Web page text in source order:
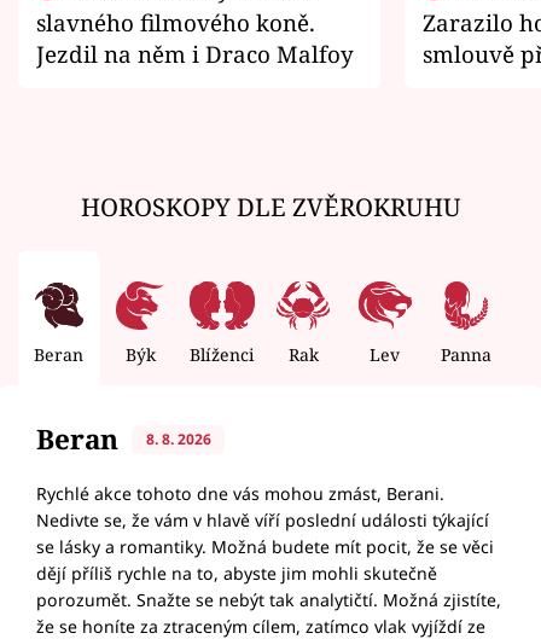
slavného filmového koně.
Jezdil na něm i Draco Malfoy
Zarazilo
smlouvě
HOROSKOPY DLE ZVĚROKRUHU
Beran Býk Blíženci Rak Lev Panna
Beran 8. 8. 2026
Rychlé akce tohoto dne vás mohou zmást, Berani.
Nedivte se, že vám v hlavě víří poslední události týkající
se lásky a romantiky. Možná budete mít pocit, že se věci
dějí příliš rychle na to, abyste jim mohli skutečně
porozumět. Snažte se nebýt tak analytičtí. Možná zjistíte,
že se honíte za ztraceným cílem, zatímco vlak vyjíždí ze